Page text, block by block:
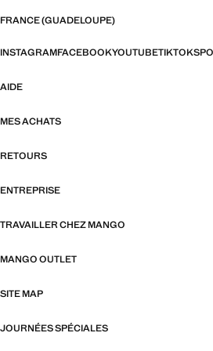
FRANCE (GUADELOUPE)
INSTAGRAMFACEBOOKYOUTUBETIKTOK
AIDE
MES ACHATS
RETOURS
ENTREPRISE
TRAVAILLER CHEZ MANGO
MANGO OUTLET
SITE MAP
JOURNÉES SPÉCIALES